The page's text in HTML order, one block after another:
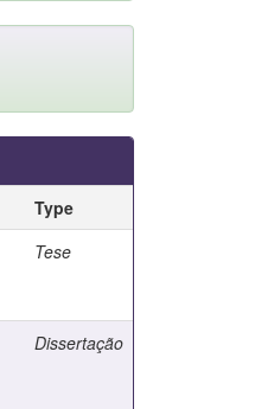
Type
Tese
Dissertação